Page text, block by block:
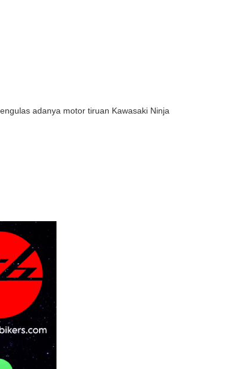
adanya motor tiruan Kawasaki Ninja